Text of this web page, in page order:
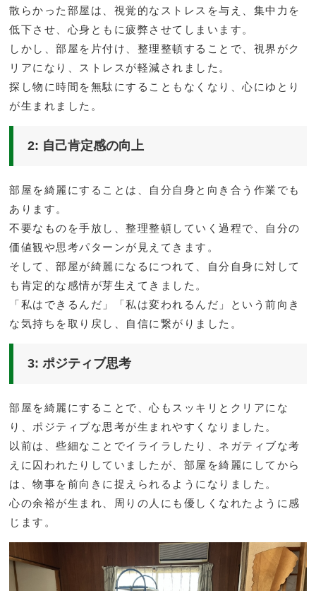
散らかった部屋は、視覚的なストレスを与え、集中力を
低下させ、心身ともに疲弊させてしまいます。
しかし、部屋を片付け、整理整頓することで、視界がク
リアになり、ストレスが軽減されました。
探し物に時間を無駄にすることもなくなり、心にゆとり
が生まれました。
2: 自己肯定感の向上
部屋を綺麗にすることは、自分自身と向き合う作業でも
あります。
不要なものを手放し、整理整頓していく過程で、自分の
価値観や思考パターンが見えてきます。
そして、部屋が綺麗になるにつれて、自分自身に対して
も肯定的な感情が芽生えてきました。
「私はできるんだ」「私は変われるんだ」という前向き
な気持ちを取り戻し、自信に繋がりました。
3: ポジティブ思考
部屋を綺麗にすることで、心もスッキリとクリアにな
り、ポジティブな思考が生まれやすくなりました。
以前は、些細なことでイライラしたり、ネガティブな考
えに囚われたりしていましたが、部屋を綺麗にしてから
は、物事を前向きに捉えられるようになりました。
心の余裕が生まれ、周りの人にも優しくなれたように感
じます。